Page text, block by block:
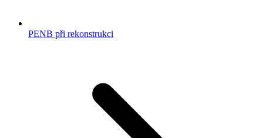
PENB při rekonstrukci